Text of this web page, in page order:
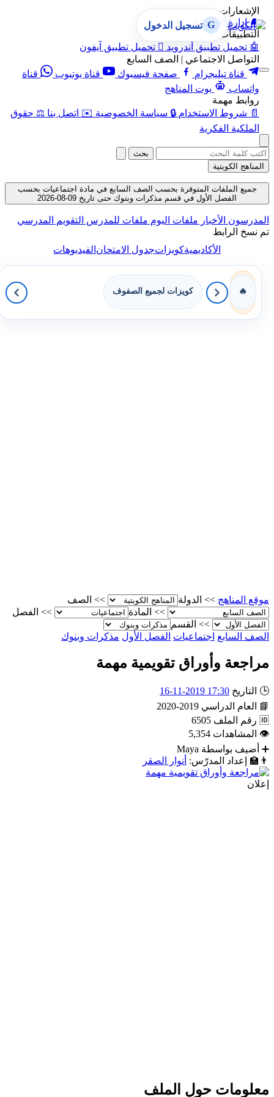
الإشعارات
🔔 إدارة الإشعارات
التطبيقات
🤖 تحميل تطبيق أندرويد  تحميل تطبيق آيفون
التواصل الاجتماعي | الصف السابع
قناة تيليجرام
صفحة فيسبوك قناة يوتيوب
قناة
واتساب
بوت المناهج
روابط مهمة
📄 شروط الاستخدام 🔒 سياسة الخصوصية ✉️ اتصل بنا ⚖️ حقوق
الملكية الفكرية
G تسجيل الدخول
بحث
المناهج الكويتية
جميع الملفات المتوفرة بحسب الصف السابع في مادة اجتماعيات بحسب
الفصل الأول في قسم مذكرات وبنوك حتى تاريخ 09-08-2026
المدرسون الأخبار ملفات اليوم ملفات للمدرس التقويم المدرسي
تم نسخ الرابط
الأكاديميةكويزاتجدول الامتحانالفيديوهات
🔥 كويزات لجميع الصفوف
موقع المناهج >> الدولة >>
الصف
>>
المادة >>
الفصل
>>
القسم
الصف السابع
اجتماعيات الفصل الأول مذكرات وبنوك
مراجعة وأوراق تقويمية مهمة
🕒 التاريخ 17:30 2019-11-16
📘
العام الدراسي 2019-2020
🆔 رقم الملف 6505
👁
المشاهدات 5,354
➕
أضيف بواسطة Maya
👨‍🏫
إعداد المدرّس: أنوار الصقر
إعلان
معلومات حول الملف